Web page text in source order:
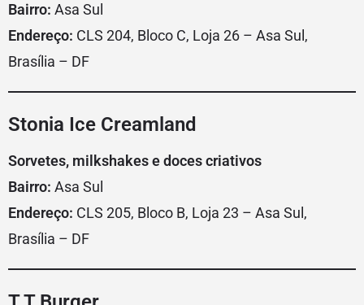
Bairro: Asa Sul
Endereço: CLS 204, Bloco C, Loja 26 – Asa Sul,
Brasília – DF
Stonia Ice Creamland
Sorvetes, milkshakes e doces criativos
Bairro: Asa Sul
Endereço: CLS 205, Bloco B, Loja 23 – Asa Sul,
Brasília – DF